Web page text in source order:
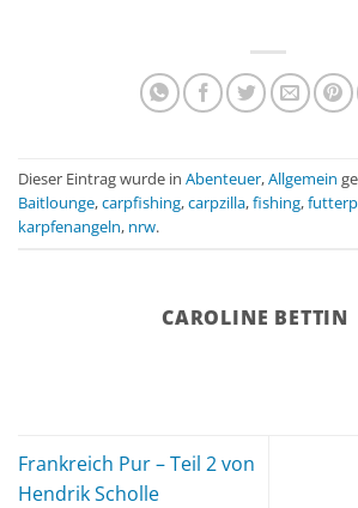
Dieser Eintrag wurde in Abenteuer,Allgemein
Baitlounge,carpfishing,carpzilla,fishing,
karpfenangeln, nrw.
CAROLINE BETTIN
Frankreich Pur – Teil 2 von
Hendrik Scholle